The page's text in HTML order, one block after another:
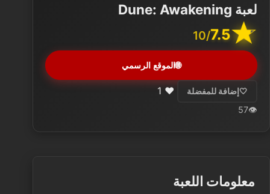
لعبة Dune: Awakening
7.5
/10
🌐الموقع الرسمي
🤍 إضافة للمفضلة ❤️
1
👁️
57
معلومات اللعبة